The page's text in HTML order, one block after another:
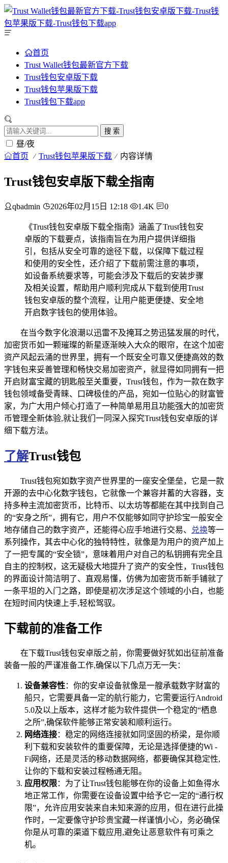
首页
Trust Wallet钱包最新官方下载
Trust钱包安卓版下载
Trust钱包苹果版下载
Trust钱包下载app
搜 索
昼/夜
首页 Trust钱包苹果版下载 内容详情
Trust钱包安卓版下载全指南
qbadmin 2026年02月15日 12:18 1.4K 0
《Trust钱包安卓版下载全指南》涵盖了Trust钱包安
卓版的下载要点，该指南旨在为用户提供详细指
引，包括从安全可靠的途径下载，以保障下载过程
和使用的安全性，还介绍了下载前需注意的事项，
如设备系统要求等，可能会涉及下载后的安装步骤
及相关设置，帮助用户顺利完成从下载到使用Trust
钱包安卓版的整个流程，让用户能更便捷、安全地
开启数字钱包的使用体验。
在当今数字化浪潮以迅雷不及掩耳之势迅猛发展的时代，
加密货币如一颗璀璨的新星逐渐映入大众的眼帘，在这个加密
资产风起云涌的世界里，拥有一个既安全可靠又便捷高效的数
字钱包来妥善管理和畅快交易加密资产，就显得如同拥有一把
开启财富宝藏的钥匙般至关重要，Trust钱包，作为一款在数字
钱包领域备受青睐、口碑极佳的产品，宛如一位贴心的财富管
家，为广大用户倾心打造了一种简单易用且功能强大的加密货
币管理全新体验,就让我们一同深入探究Trust钱包安卓版的详
细下载方法。
了解Trust钱包
Trust钱包宛如数字资产世界里的一座安全堡垒，它是一款
开源的去中心化数字钱包，它就像一个兼容并蓄的大容器，支
持多种主流加密货币，比特币、以太坊等都能在其中找到自己
的“安身之所”，拥有它，用户不仅能够如同守护珍宝一般安全
地存储自己的数字资产，还能得心应手地进行交易、
兑换等一
系列操作，其去中心化的独特特性，就像是为用户的资产加上
了一把专属的“安全锁”，意味着用户对自己的私钥拥有完全且
自主的控制权，这无疑极大地提升了资产的安全性，Trust钱包
的界面设计简洁明了、直观易懂，仿佛为加密货币新手铺就了
一条平坦的入门之路，即使是初次涉足这个领域的小白，也能
在短时间内快速上手,轻松驾驭。
下载前的准备工作
在下载Trust钱包安卓版之前，你需要做好犹如出征前准备
装备一般的严谨准备工作,确保以下几点万无一失：
设备兼容性：你的安卓设备就像是一艘承载数字财富的
船只，它需要具备一定的航行能力，它需要运行Android
5.0及以上版本，这样才能为软件提供一个稳定的“栖息
之所”,确保软件能够正常安装和顺利运行。
网络连接：稳定的网络连接就如同坚固的桥梁，是你顺
利下载和安装软件的重要保障，无论是选择便捷的Wi -
Fi网络，还是灵活的移动数据网络，都要确保其稳定性,
让你的下载和安装过程畅通无阻。
应用权限：为了让Trust钱包能够在你的设备上如鱼得水
地正常工作，你需要在设备设置中给予它一定的“通行权
限”，允许应用安装来自未知来源的应用，但在进行此操
作时，一定要像守护珍贵宝藏一样谨慎小心，务必确保
你是从可靠的渠道下载应用,避免让恶意软件有可乘之
机。